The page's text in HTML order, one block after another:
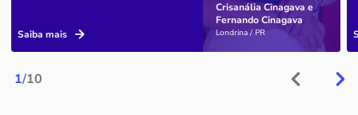
1/10
Crisanália Cinagava e
Fernando Cinagava
Londrina / PR
Saiba mais